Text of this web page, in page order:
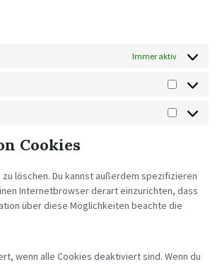
Immer aktiv
STATISTIKEN
MARKETING
Cookies
löschen. Du kannst außerdem spezifizieren
Internetbrowser derart einzurichten, dass
über diese Möglichkeiten beachte die
wenn alle Cookies deaktiviert sind. Wenn du